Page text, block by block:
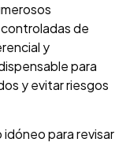
de
y
para
y evitar riesgos
para revisar